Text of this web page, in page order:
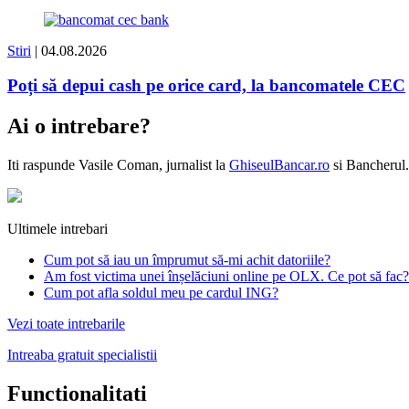
Stiri | 04.08.2026
Poți să depui cash pe orice card, la bancomatele CEC
Ai o intrebare?
Iti raspunde Vasile Coman, jurnalist la GhiseulBancar.ro si
Ultimele intrebari
Cum pot să iau un împrumut să-mi achit datoriile?
Am fost victima unei înșelăciuni online pe OLX. Ce pot să fac?
Cum pot afla soldul meu pe cardul ING?
Vezi toate intrebarile
Intreaba gratuit specialistii
Functionalitati